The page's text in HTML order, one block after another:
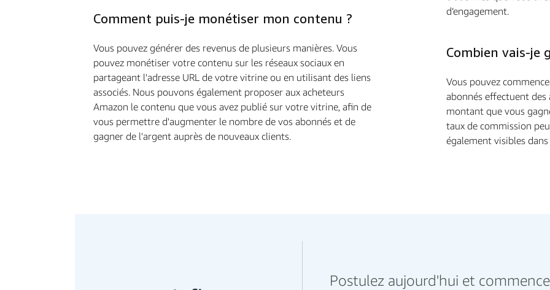
Comment puis-je monétiser mon contenu ?
Vous pouvez générer des revenus de plusieurs manières. Vous
pouvez monétiser votre contenu sur les réseaux sociaux en
partageant l'adresse URL de votre vitrine ou en utilisant des liens
associés. Nous pouvons également proposer aux acheteurs
Amazon le contenu que vous avez publié sur votre vitrine, afin de
vous permettre d'augmenter le nombre de vos abonnés et de
gagner de l'argent auprès de nouveaux clients.
d’engagement.
Combien vais-je
Vous pouvez
abonnés effectuent des
montant que vous
taux de commission
également visibles
Postulez aujourd'hui et